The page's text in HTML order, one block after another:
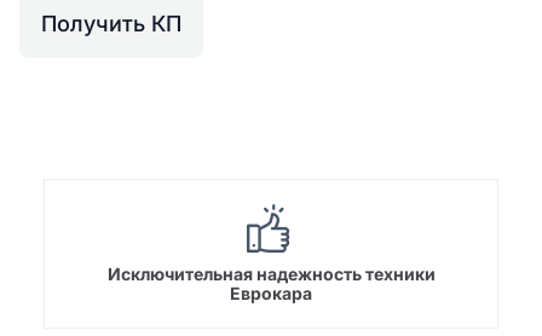
Получить КП
Исключительная надежность техники
Еврокара